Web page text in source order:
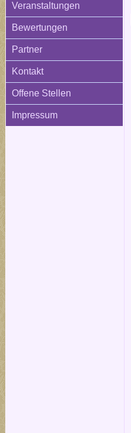
Veranstaltungen
Bewertungen
Partner
Kontakt
Offene Stellen
Impressum